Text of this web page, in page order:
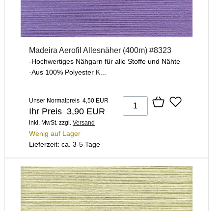
Madeira Aerofil Allesnäher (400m) #8323
-Hochwertiges Nähgarn für alle Stoffe und Nähte
-Aus 100% Polyester K...
Unser Normalpreis 4,50 EUR
Ihr Preis 3,90 EUR
inkl. MwSt. zzgl. Versand
Wenig auf Lager
Lieferzeit: ca. 3-5 Tage